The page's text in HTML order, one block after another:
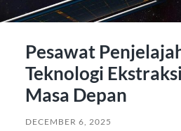
Pesawat
Teknologi
Masa Depan
DECEMBER 6, 2025